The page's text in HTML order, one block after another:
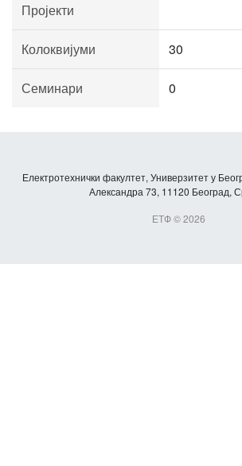
Пројекти
Колоквијуми 30
Семинари 0
Електротехнички факултет, Универзитет у
Александра 73, 11120 Београд,
ЕТФ © 2026